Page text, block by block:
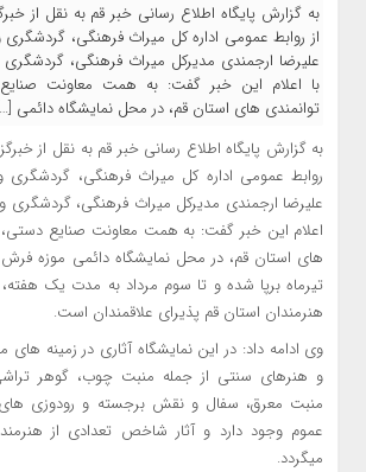
به گزارش پایگاه اطلاع رسانی خبر قم به نقل از
از روابط عمومی اداره کل میراث فرهنگی،
علیرضا ارجمندی مدیرکل میراث فرهنگی،
با اعلام این خبر گفت: به همت معاونت
توانمندی های استان قم، در محل نمایشگاه دائمی
به گزارش پایگاه اطلاع رسانی خبر قم به نقل از
روابط عمومی اداره کل میراث فرهنگی،
علیرضا ارجمندی مدیرکل میراث فرهنگی، گردشگری
اعلام این خبر گفت: به همت معاونت صنایع دستی،
تیرماه برپا شده و تا سوم مرداد به مدت یک
هنرمندان استان قم پذیرای علاقمندان است.
وی ادامه داد: در این نمایشگاه آثاری در زمینه
و هنرهای سنتی از جمله منبت چوب، گوهر
منبت معرق، سفال و نقش برجسته و رودوزی های
عموم وجود دارد و آثار شاخص تعدادی از
میگردد.